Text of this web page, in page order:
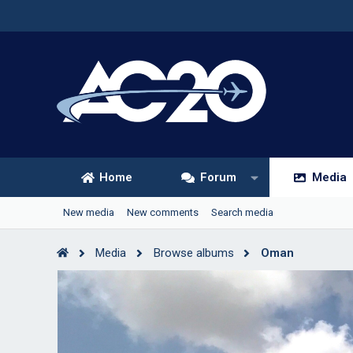
Home Forum Media
New media New comments Search media
Media Browse albums Oman